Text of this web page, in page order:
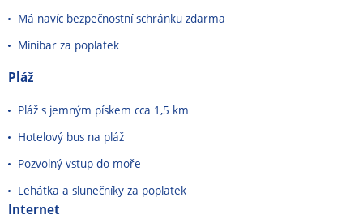
Má navíc bezpečnostní schránku zdarma
Minibar za poplatek
Pláž
Pláž s jemným pískem cca 1,5 km
Hotelový bus na pláž
Pozvolný vstup do moře
Lehátka a slunečníky za poplatek
Internet